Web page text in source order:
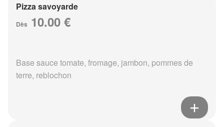
Pizza savoyarde
Dès 10.00 €
Base sauce tomate, fromage, jambon, pommes de
terre, reblochon